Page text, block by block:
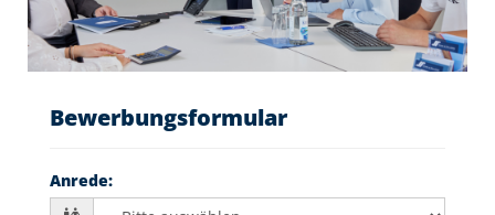
Bewerbungsformular
Anrede: